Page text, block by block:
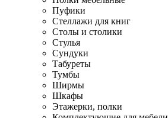
Пуфики
Стеллажи для книг
Столы и столики
Стулья
Сундуки
Табуреты
Тумбы
Ширмы
Шкафы
Этажерки, полки